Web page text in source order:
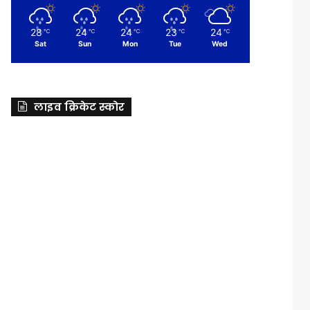
28 ℃
Sat
24 ℃
Sun
24 ℃
Mon
23 ℃
Tue
24 ℃
Wed
लाइव क्रिकेट स्कोर